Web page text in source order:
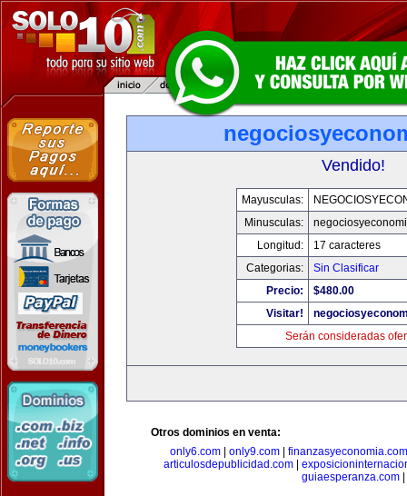
Vendido!
Mayusculas:
Minusculas:
Longitud:
17 caracteres
Categorias:
Sin Clasificar
Precio:
$480.00
Visitar!
Serán consideradas
Otros dominios en venta:
only6.com| only9.com| finanzasyeconomia.com
articulosdepublicidad.com|
guiaesperanza.com